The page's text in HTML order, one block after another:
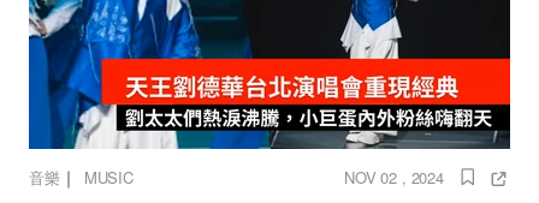
音樂 ｜ MUSIC NOV 02 , 2024